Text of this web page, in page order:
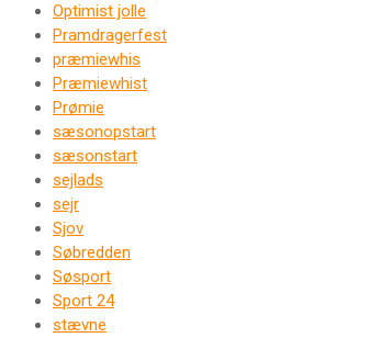
Optimist jolle
Pramdragerfest
præmiewhis
Præmiewhist
Prømie
sæsonopstart
sæsonstart
sejlads
sejr
Sjov
Søbredden
Søsport
Sport 24
stævne